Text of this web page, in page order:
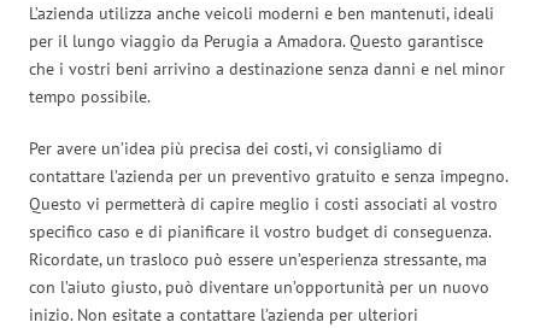
L’azienda utilizza anche veicoli moderni e ben mantenuti, ideali
per il lungo viaggio da Perugia a Amadora. Questo garantisce
che i vostri beni arrivino a destinazione senza danni e nel minor
tempo possibile.
Per avere un’idea più precisa dei costi, vi consigliamo di
contattare l’azienda per un preventivo gratuito e senza impegno.
Questo vi permetterà di capire meglio i costi associati al vostro
specifico caso e di pianificare il vostro budget di conseguenza.
Ricordate, un trasloco può essere un’esperienza stressante, ma
con l’aiuto giusto, può diventare un’opportunità per un nuovo
inizio. Non esitate a contattare l’azienda per ulteriori